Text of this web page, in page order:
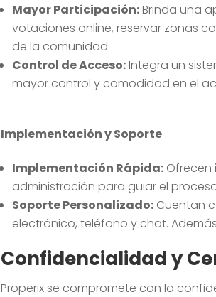
Mayor Participación:Brinda una
votaciones online, reservar zonas
de la comunidad.
Control de Acceso:Integra un
mayor control y comodidad en el
Implementación y Soporte
Implementación Rápida:
administración para guiar el
Soporte Personalizado: Cuentan
electrónico, teléfono y chat.
Confidencialidad y
Properix se compromete con la